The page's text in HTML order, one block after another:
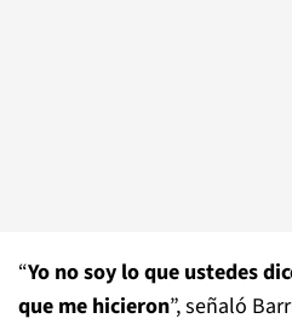
“Yo no soy lo que ustedes
que me hicieron”, señaló